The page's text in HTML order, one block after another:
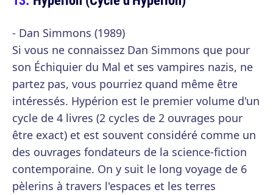
- Dan Simmons (1989)
Si vous ne connaissez Dan Simmons que pour
son Échiquier du Mal et ses vampires nazis, ne
partez pas, vous pourriez quand même être
intéressés. Hypérion est le premier volume d'un
cycle de 4 livres (2 cycles de 2 ouvrages pour
être exact) et est souvent considéré comme un
des ouvrages fondateurs de la science-fiction
contemporaine. On y suit le long voyage de 6
pèlerins à travers l'espaces et les terres